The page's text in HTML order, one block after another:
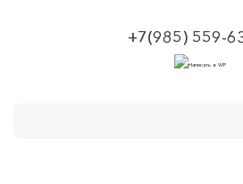
+7(985) 559-